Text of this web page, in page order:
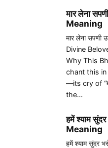
मार लेना
Meaning
मार लेना सपणी
Divine
Why This
chant this
—its cry of
the…
हमें श्याम
Meaning
हमें श्याम सुंदर